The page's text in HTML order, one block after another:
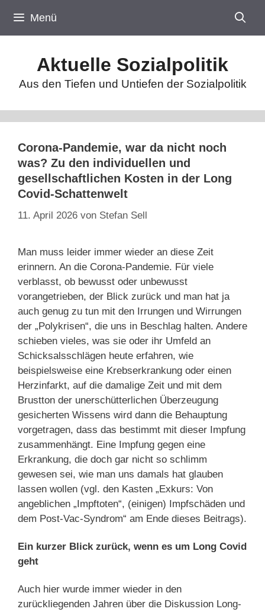
Inhalt
springen
Menü
Aktuelle Sozialpolitik
Aus den Tiefen und Untiefen der Sozialpolitik
Corona-Pandemie, war da nicht noch
was? Zu den individuellen und
gesellschaftlichen Kosten in der Long
Covid-Schattenwelt
11. April 2026 von Stefan Sell
Man muss leider immer wieder an diese Zeit
erinnern. An die Corona-Pandemie. Für viele
verblasst, ob bewusst oder unbewusst
vorangetrieben, der Blick zurück und man hat ja
auch genug zu tun mit den Irrungen und Wirrungen
der „Polykrisen“, die uns in Beschlag halten. Andere
schieben vieles, was sie oder ihr Umfeld an
Schicksalsschlägen heute erfahren, wie
beispielsweise eine Krebserkrankung oder einen
Herzinfarkt, auf die damalige Zeit und mit dem
Brustton der unerschütterlichen Überzeugung
gesicherten Wissens wird dann die Behauptung
vorgetragen, dass das bestimmt mit dieser Impfung
zusammenhängt. Eine Impfung gegen eine
Erkrankung, die doch gar nicht so schlimm
gewesen sei, wie man uns damals hat glauben
lassen wollen (vgl. den Kasten „Exkurs: Von
angeblichen „Impftoten“, (einigen) Impfschäden und
dem Post-Vac-Syndrom“ am Ende dieses Beitrags).
Ein kurzer Blick zurück, wenn es um Long Covid
geht
Auch hier wurde immer wieder in den
zurückliegenden Jahren über die Diskussion Long-